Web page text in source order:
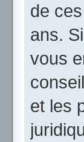
de
ans.
vous
et les